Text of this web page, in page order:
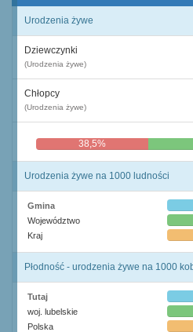
Urodzenia żywe
Dziewczynki
(Urodzenia żywe)
Chłopcy
(Urodzenia żywe)
38,5%
Urodzenia żywe na 1000 ludności
Gmina
Województwo
Kraj
Płodność - urodzenia żywe na 1000
Tutaj
woj. lubelskie
Polska